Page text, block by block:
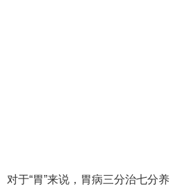
对于“胃”来说，胃病三分治七分